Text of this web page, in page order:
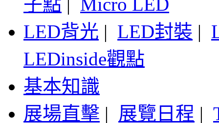
LED背光 | LED封裝 |
LEDinside觀點
基本知識
展場直擊 | 展覽日程 |